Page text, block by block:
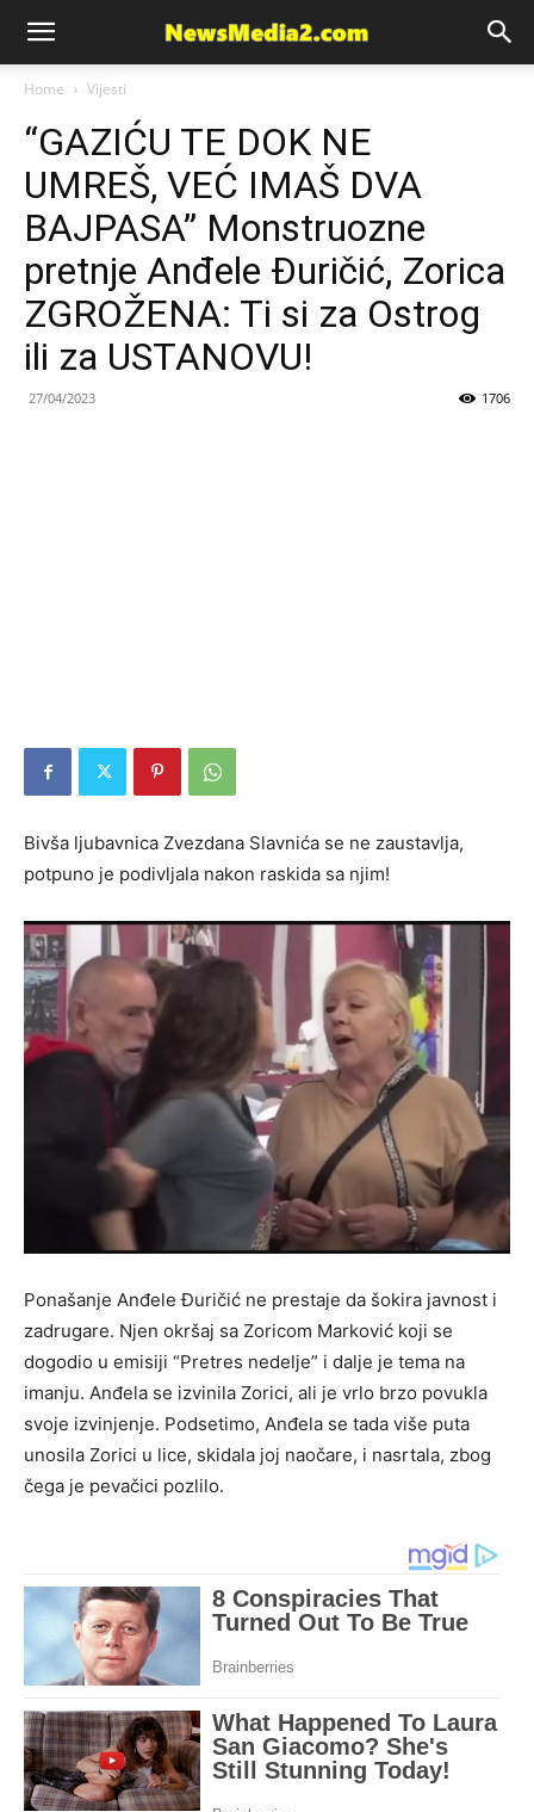
News
Media
Home Vijesti
“GAZIĆU TE DOK NE
UMREŠ, VEĆ IMAŠ DVA
BAJPASA” Monstruozne
pretnje Anđele Đuričić, Zorica
ZGROŽENA: Ti si za Ostrog
ili za USTANOVU!
27/04/2023 1706
Bivša ljubavnica Zvezdana Slavnića se ne zaustavlja,
potpuno je podivljala nakon raskida sa njim!
Ponašanje Anđele Đuričić ne prestaje da šokira javnost i
zadrugare. Njen okršaj sa Zoricom Marković koji se
dogodio u emisiji “Pretres nedelje” i dalje je tema na
imanju. Anđela se izvinila Zorici, ali je vrlo brzo povukla
svoje izvinjenje. Podsetimo, Anđela se tada više puta
unosila Zorici u lice, skidala joj naočare, i nasrtala, zbog
čega je pevačici pozlilo.